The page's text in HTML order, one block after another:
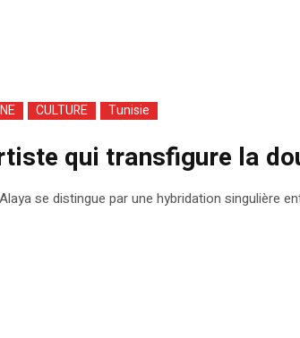
CULTURE Tunisie
qui transfigure la
se distingue par une hybridation singulière